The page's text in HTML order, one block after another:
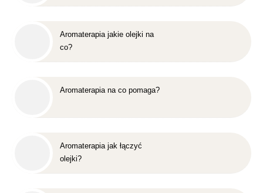
Aromaterapia jakie olejki na
co?
Aromaterapia na co pomaga?
Aromaterapia jak łączyć
olejki?